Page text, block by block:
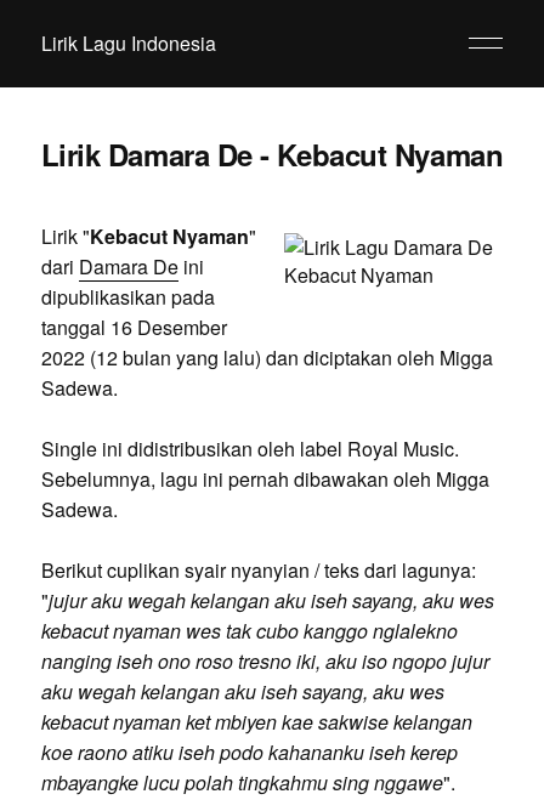
Lirik Lagu Indonesia
Lirik Damara De - Kebacut Nyaman
Lirik "Kebacut Nyaman"
dari Damara Deini
dipublikasikan pada
tanggal 16 Desember
2022 (12 bulan yang lalu) dan diciptakan oleh Migga
Sadewa.
Single ini didistribusikan oleh label Royal Music.
Sebelumnya, lagu ini pernah dibawakan oleh Migga
Sadewa.
Berikut cuplikan syair nyanyian / teks dari lagunya:
"jujur aku wegah kelangan aku iseh sayang, aku wes
kebacut nyaman wes tak cubo kanggo nglalekno
nanging iseh ono roso tresno iki, aku iso ngopo jujur
aku wegah kelangan aku iseh sayang, aku wes
kebacut nyaman ket mbiyen kae sakwise kelangan
koe raono atiku iseh podo kahananku iseh kerep
mbayangke lucu polah tingkahmu sing nggawe".